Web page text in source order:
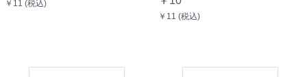
￥11 (税込)
￥11 (税込)